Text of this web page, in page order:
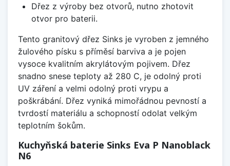
Dřez z výroby bez otvorů, nutno zhotovit
otvor pro baterii.
Tento granitový dřez Sinks je vyroben z jemného
žulového písku s příměsí barviva a je pojen
vysoce kvalitním akrylátovým pojivem. Dřez
snadno snese teploty až 280 C, je odolný proti
UV záření a velmi odolný proti vrypu a
poškrábání. Dřez vyniká mimořádnou pevností a
tvrdostí materiálu a schopností odolat velkým
teplotním šokům.
Kuchyňská baterie Sinks Eva P Nanoblack
N6